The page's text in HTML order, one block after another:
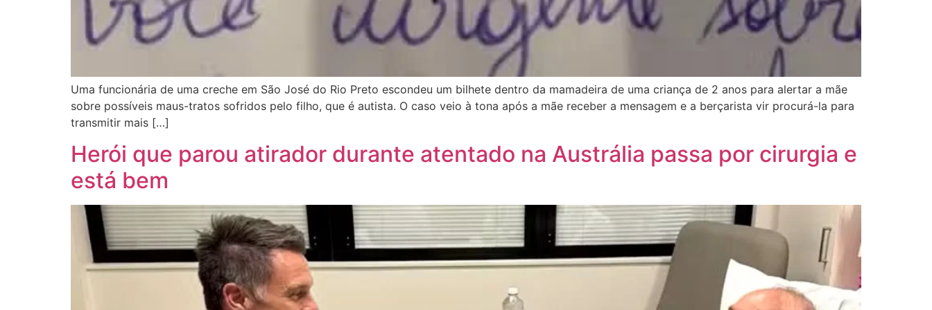
Uma funcionária de uma creche em São José do Rio Preto escondeu um bilhete dentro da mamadeira de uma criança de 2 anos para alertar a mãe
sobre possíveis maus-tratos sofridos pelo filho, que é autista. O caso veio à tona após a mãe receber a mensagem e a berçarista vir procurá-la para
transmitir mais […]
Herói que parou atirador durante atentado na Austrália passa por cirurgia e
está bem